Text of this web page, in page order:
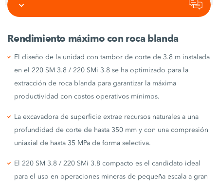
Rendimiento máximo con roca blanda
El diseño de la unidad con tambor de corte de 3.8 m instalada
en el 220 SM 3.8 / 220 SMi 3.8 se ha optimizado para la
extracción de roca blanda para garantizar la máxima
productividad con costos operativos mínimos.
La excavadora de superficie extrae recursos naturales a una
profundidad de corte de hasta 350 mm y con una compresión
uniaxial de hasta 35 MPa de forma selectiva.
El 220 SM 3.8 / 220 SMi 3.8 compacto es el candidato ideal
para el uso en operaciones mineras de pequeña escala a gran